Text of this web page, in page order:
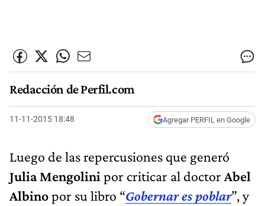
Redacción de Perfil.com
11-11-2015 18:48 Agregar PERFIL en Google
Luego de las repercusiones que generó
Julia Mengolini por criticar al doctor Abel
Albinopor su libro “Gobernar es poblar”, y